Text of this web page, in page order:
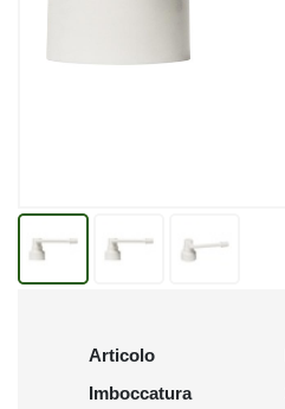
Articolo
Imboccatura